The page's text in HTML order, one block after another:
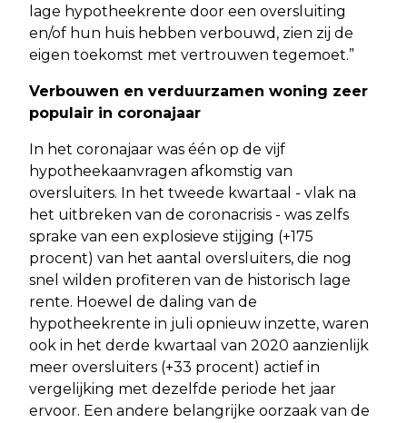
lage hypotheekrente door een oversluiting
en/of hun huis hebben verbouwd, zien zij de
eigen toekomst met vertrouwen tegemoet.”
Verbouwen en verduurzamen woning zeer
populair in coronajaar
In het coronajaar was één op de vijf
hypotheekaanvragen afkomstig van
oversluiters. In het tweede kwartaal - vlak na
het uitbreken van de coronacrisis - was zelfs
sprake van een explosieve stijging (+175
procent) van het aantal oversluiters, die nog
snel wilden profiteren van de historisch lage
rente. Hoewel de daling van de
hypotheekrente in juli opnieuw inzette, waren
ook in het derde kwartaal van 2020 aanzienlijk
meer oversluiters (+33 procent) actief in
vergelijking met dezelfde periode het jaar
ervoor. Een andere belangrijke oorzaak van de